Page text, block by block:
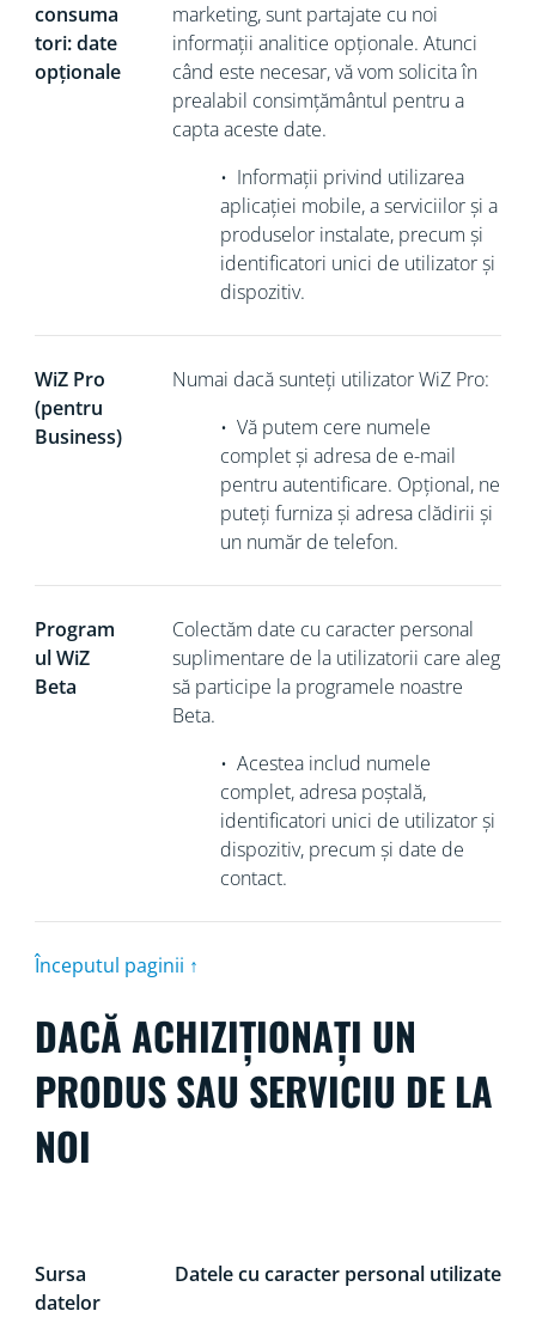
consuma
tori: date
opționale
marketing, sunt partajate cu noi
informații analitice opționale. Atunci
când este necesar, vă vom solicita în
prealabil consimțământul pentru a
capta aceste date.
• Informații privind utilizarea
aplicației mobile, a serviciilor și a
produselor instalate, precum și
identificatori unici de utilizator și
dispozitiv.
WiZ Pro
(pentru
Business)
Numai dacă sunteți utilizator WiZ Pro:
• Vă putem cere numele
complet și adresa de e-mail
pentru autentificare. Opțional, ne
puteți furniza și adresa clădirii și
un număr de telefon.
Program
ul WiZ
Beta
Colectăm date cu caracter personal
suplimentare de la utilizatorii care aleg
să participe la programele noastre
Beta.
• Acestea includ numele
complet, adresa poștală,
identificatori unici de utilizator și
dispozitiv, precum și date de
contact.
Începutul paginii ↑
DACĂ ACHIZIȚIONAȚI UN
PRODUS SAU SERVICIU DE LA
NOI
Sursa
datelor
Datele cu caracter personal utilizate